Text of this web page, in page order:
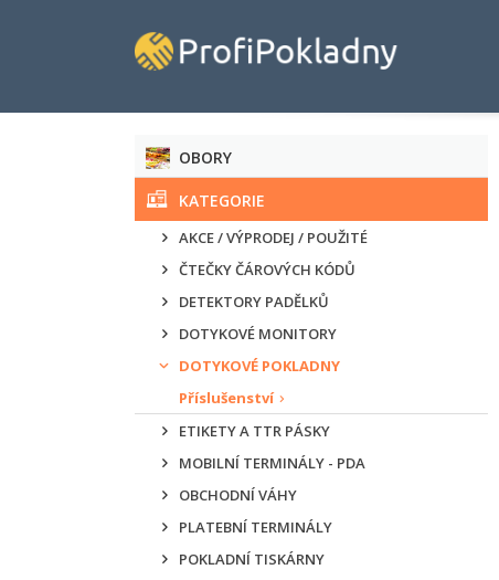
OBORY
KATEGORIE
AKCE / VÝPRODEJ / POUŽITÉ
ČTEČKY ČÁROVÝCH KÓDŮ
DETEKTORY PADĚLKŮ
DOTYKOVÉ MONITORY
DOTYKOVÉ POKLADNY
Příslušenství
ETIKETY A TTR PÁSKY
MOBILNÍ TERMINÁLY - PDA
OBCHODNÍ VÁHY
PLATEBNÍ TERMINÁLY
POKLADNÍ TISKÁRNY